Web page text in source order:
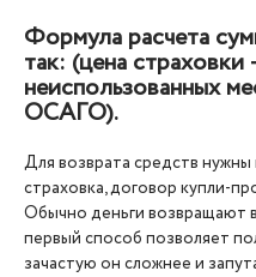
Формула расчета
так: (цена
неиспользованных
ОСАГО).
Для возврата средств
страховка, договор купли-
Обычно деньги возвращают
первый способ позволяет
зачастую он сложнее и